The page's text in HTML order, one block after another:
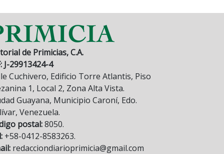
de Primicias, C.A.
J-29913424-4
Cuchivero, Edificio Torre Atlantis, Piso
1, Local 2, Zona Alta Vista.
Guayana, Municipio Caroní, Edo.
Venezuela.
postal:8050.
+58-0412-8583263.
redacciondiarioprimicia@gmail.com